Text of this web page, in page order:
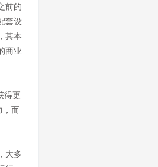
前的
套设
其本
商业
得更
，而
大多